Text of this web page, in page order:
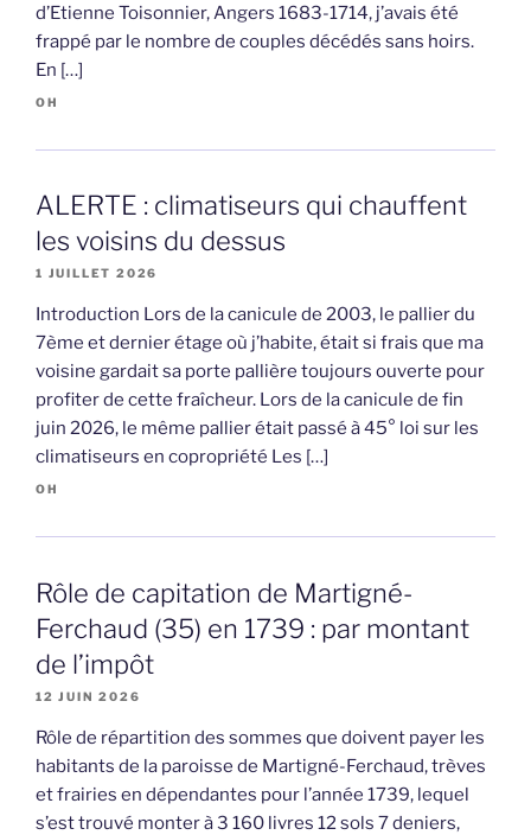
d’Etienne Toisonnier, Angers 1683-1714, j’avais été
frappé par le nombre de couples décédés sans hoirs.
En […]
OH
ALERTE : climatiseurs qui chauffent
les voisins du dessus
1 JUILLET 2026
Introduction Lors de la canicule de 2003, le pallier du
7ème et dernier étage où j’habite, était si frais que ma
voisine gardait sa porte pallière toujours ouverte pour
profiter de cette fraîcheur. Lors de la canicule de fin
juin 2026, le même pallier était passé à 45° loi sur les
climatiseurs en copropriété Les […]
OH
Rôle de capitation de Martigné-
Ferchaud (35) en 1739 : par montant
de l’impôt
12 JUIN 2026
Rôle de répartition des sommes que doivent payer les
habitants de la paroisse de Martigné-Ferchaud, trèves
et frairies en dépendantes pour l’année 1739, lequel
s’est trouvé monter à 3 160 livres 12 sols 7 deniers,